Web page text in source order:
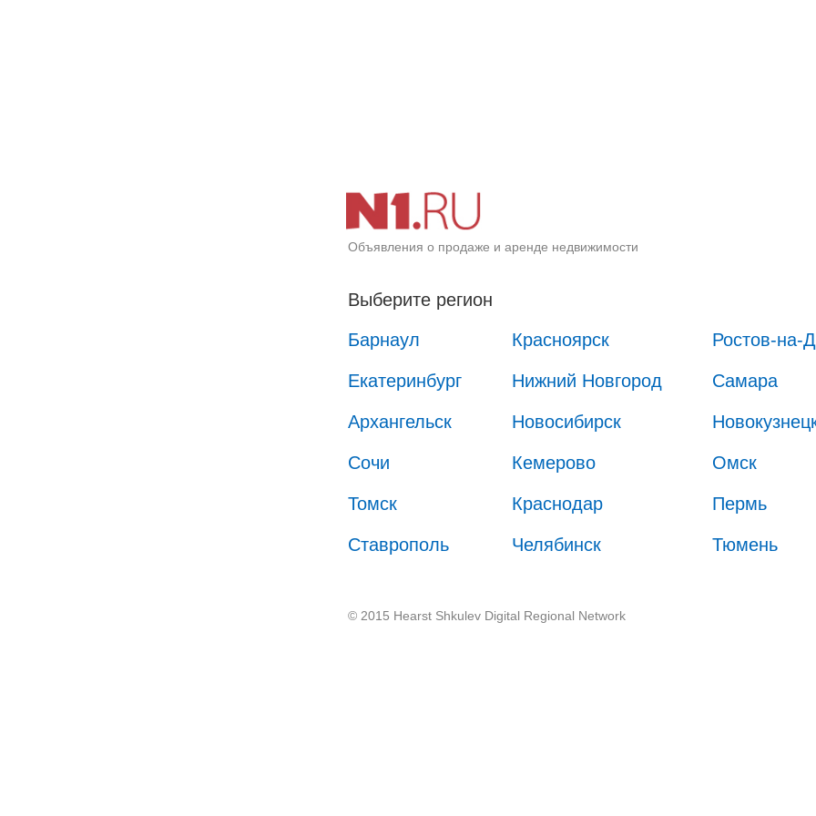
Объявления о продаже и аренде недвижимости
Выберите регион
Барнаул
Красноярск Ростов-на-
Екатеринбург Нижний Новгород Самара
Архангельск Новосибирск
Сочи Кемерово Омск
Томск Краснодар Пермь
Ставрополь Челябинск Тюмень
© 2015 Hearst Shkulev Digital Regional Network